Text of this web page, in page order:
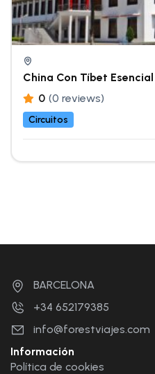
China Con Tíbet Esencial
0 (0 reviews)
Circuitos
BARCELONA
+34 652179385
info@forestviajes.com
Información
Política de cookies